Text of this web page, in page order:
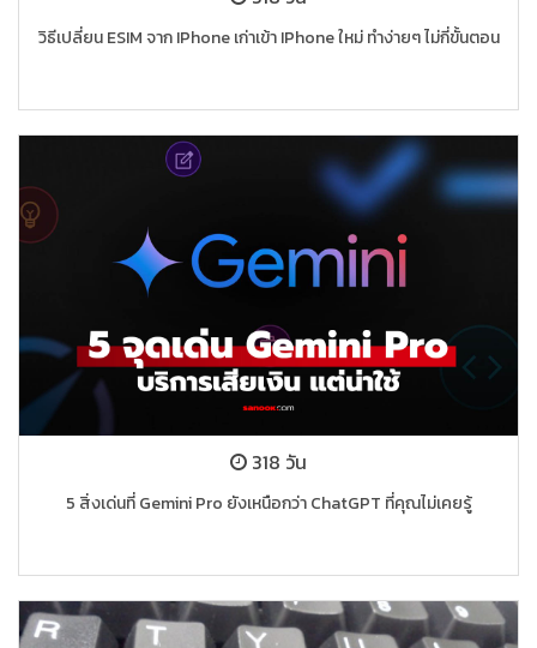
วิธีเปลี่ยน ESIM จาก IPhone เก่าเข้า IPhone ใหม่ ทำง่ายๆ ไม่กี่ขั้นตอน
318 วัน
5 สิ่งเด่นที่ Gemini Pro ยังเหนือกว่า ChatGPT ที่คุณไม่เคยรู้